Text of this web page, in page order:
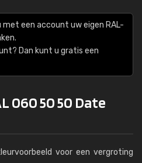
een account uw eigen RAL-
Dan kunt u gratis een
060 50 50 Date
voor een vergroting